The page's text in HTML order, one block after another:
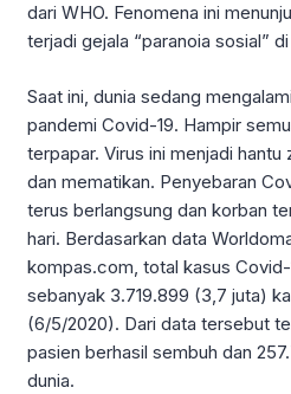
dari WHO. Fenomena ini
terjadi gejala “paranoia sosial”
Saat ini, dunia sedang
pandemi Covid-19. Hampir
terpapar. Virus ini menjadi
dan mematikan. Penyebaran
terus berlangsung dan korban
hari. Berdasarkan data
kompas.com, total kasus
sebanyak 3.719.899 (3,7 juta)
(6/5/2020). Dari data tersebut
pasien berhasil sembuh dan
dunia.